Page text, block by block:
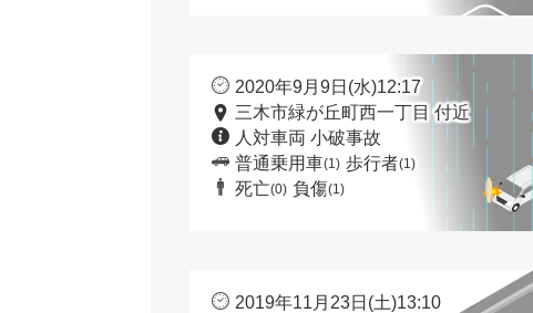
2020年9月9日(水)12:17
三木市緑が丘町西一丁目 付近
人対車両 小破事故
普通乗用車(1) 歩行者(1)
死亡(0) 負傷(1)
2019年11月23日(土)13:10